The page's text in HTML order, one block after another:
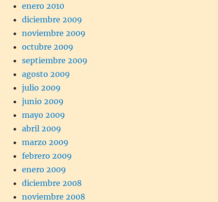
enero 2010
diciembre 2009
noviembre 2009
octubre 2009
septiembre 2009
agosto 2009
julio 2009
junio 2009
mayo 2009
abril 2009
marzo 2009
febrero 2009
enero 2009
diciembre 2008
noviembre 2008